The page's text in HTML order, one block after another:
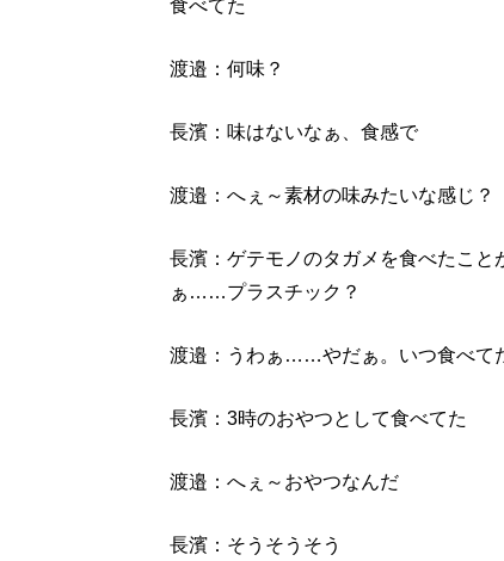
食べてた
渡邉：何味？
長濱：味はないなぁ、食感で
渡邉：へぇ～素材の味みたいな感じ？
長濱：ゲテモノのタガメを食べたこ
ぁ……プラスチック？
渡邉：うわぁ……やだぁ。いつ食べて
長濱：3時のおやつとして食べてた
渡邉：へぇ～おやつなんだ
長濱：そうそうそう